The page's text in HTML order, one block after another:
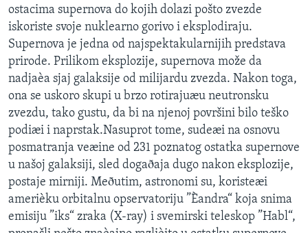
MEDICINA
KULTURA
DRUŠTVO
SPORT
INTERVJU
Jezici
ostacima supernova do kojih dolazi pošto zvezde
iskoriste svoje nuklearno gorivo i eksplodiraju.
Supernova je jedna od najspektakularnijih predstava
prirode. Prilikom eksplozije, supernova može da
nadjaèa sjaj galaksije od milijardu zvezda. Nakon toga,
ona se uskoro skupi u brzo rotirajuæu neutronsku
zvezdu, tako gustu, da bi na njenoj površini bilo teško
podiæi i naprstak.Nasuprot tome, sudeæi na osnovu
posmatranja veæine od 231 poznatog ostatka supernove
u našoj galaksiji, sled dogaðaja dugo nakon eksplozije,
postaje mirniji. Meðutim, astronomi su, koristeæi
amerièku orbitalnu opservatoriju ”Èandra“ koja snima
emisiju ”iks“ zraka (X-ray) i svemirski teleskop ”Habl“,